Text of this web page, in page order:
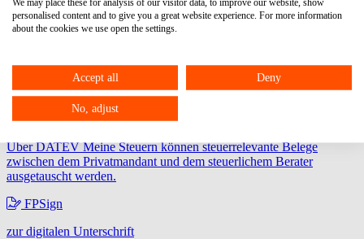
Ihre Plattform zum Austausch von Dokumenten, Aufgaben,
Freigaben und Unterhaltungen mit uns!
Ihr Programm für den Beleg-, Daten- und Dokumentenaustausch
zwischen Unternehmen und steuerlichem Berater.
Meine Steuern
Über DATEV Meine Steuern können steuerrelevante Belege
zwischen dem Privatmandant und dem steuerlichem Berater
ausgetauscht werden.
FPSign
zur digitalen Unterschrift
personalised content and to give you a great website experience. For more information
about the cookies we use open the settings.
Accept all Deny
No, adjust